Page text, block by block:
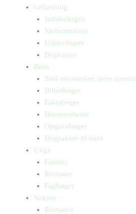
Letlæsning
Indskolingen
Mellemtrinnet
Udskolingen
Bogkasser
Børn
Små mennesker, store
Billedbøger
Faktabøger
Børneromaner
Opgavebøger
Bogpakker til børn
Unge
Fantasy
Romaner
Fagbøger
Voksne
Romance